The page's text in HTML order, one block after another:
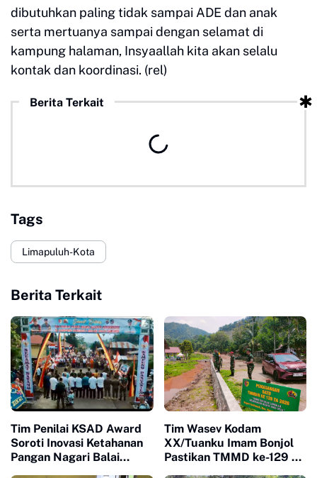
dibutuhkan paling tidak sampai ADE dan anak
serta mertuanya sampai dengan selamat di
kampung halaman, Insyaallah kita akan selalu
kontak dan koordinasi. (rel)
Berita Terkait
Tags
Limapuluh-Kota
Berita Terkait
Tim Penilai KSAD Award
Soroti Inovasi Ketahanan
Pangan Nagari Balai
Tim Wasev Kodam
XX/Tuanku Imam Bonjol
Pastikan TMMD ke-129 di